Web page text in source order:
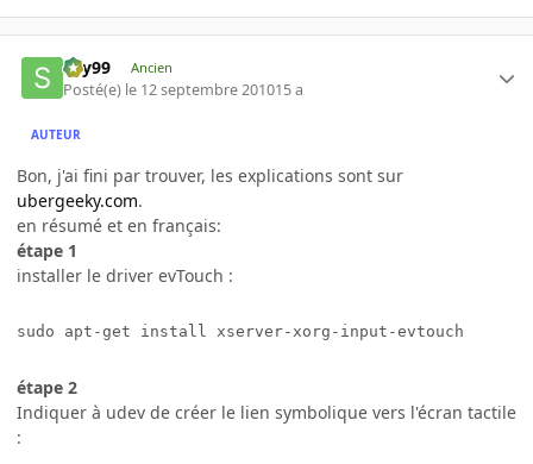
sky99 Ancien
Posté(e) le 12 septembre 201015 a
AUTEUR
Bon, j'ai fini par trouver, les explications sont sur
ubergeeky.com.
en résumé et en français:
étape 1
installer le driver evTouch :
étape 2
Indiquer à udev de créer le lien symbolique vers l'écran tactile
: